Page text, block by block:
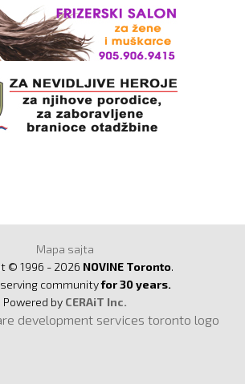
Mapa sajta
© 1996 - 2026 NOVINE Toronto.
serving communityfor 30 years.
Powered by CERAiT Inc.